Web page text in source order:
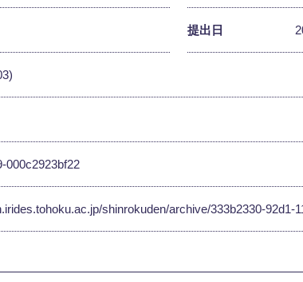
提出日
000c2923bf22
shinrokuden/archive/333b2330-92d1-